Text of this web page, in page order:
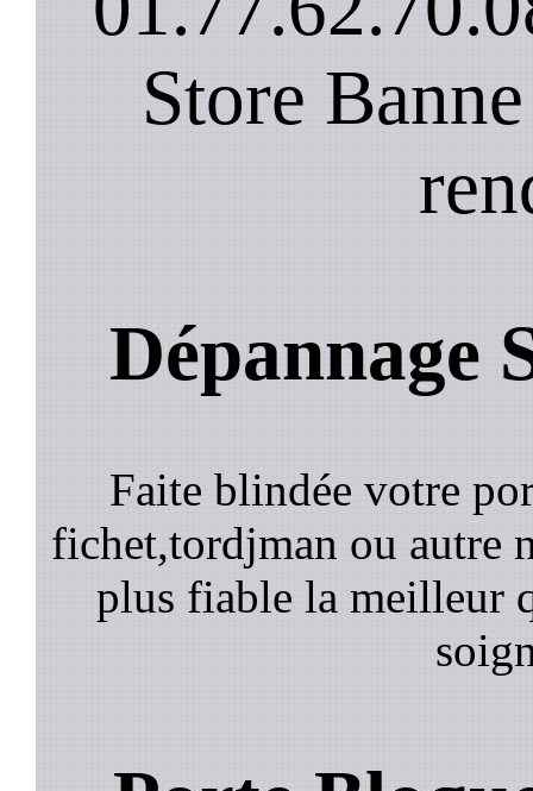
Store
Dépannage
Faite blindée votre
fichet,tordjman ou autre
plus fiable la meilleur